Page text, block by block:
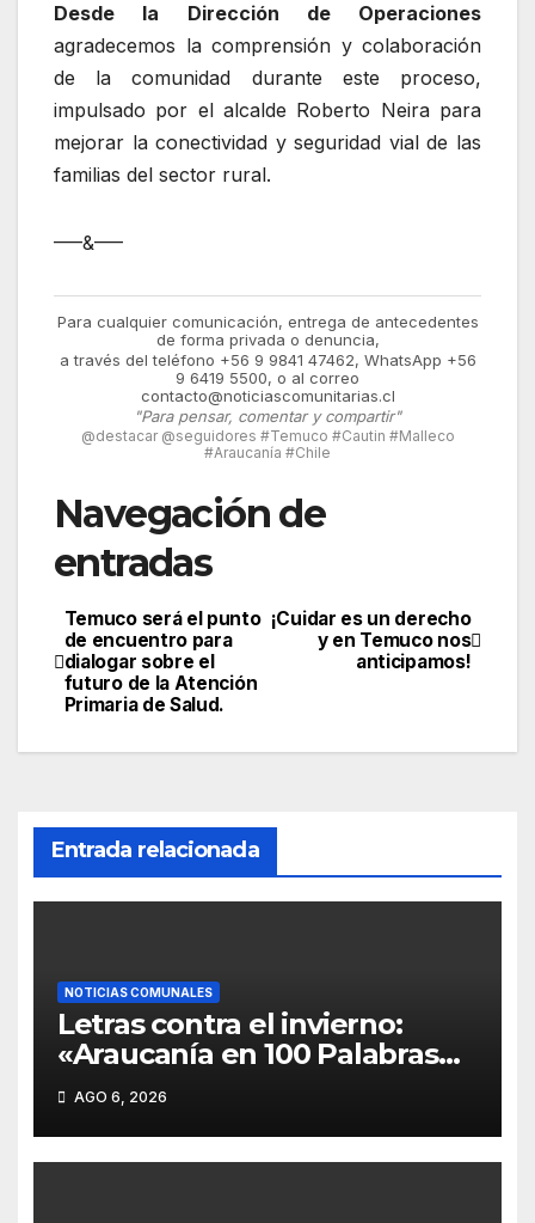
Desde la Dirección de Operaciones
agradecemos la comprensión y colaboración
de la comunidad durante este proceso,
impulsado por el alcalde Roberto Neira para
mejorar la conectividad y seguridad vial de las
familias del sector rural.
—–&—–
Para cualquier comunicación, entrega de antecedentes
de forma privada o denuncia,
a través del teléfono +56 9 9841 47462, WhatsApp +56
9 6419 5500, o al correo
contacto@noticiascomunitarias.cl
"Para pensar, comentar y compartir"
@destacar @seguidores #Temuco #Cautin #Malleco
#Araucanía #Chile
Navegación de
entradas
¡Cuidar es un derecho
y en Temuco nos
anticipamos!
Temuco será el punto
de encuentro para
dialogar sobre el
futuro de la Atención
Primaria de Salud.
Entrada relacionada
NOTICIAS COMUNALES
Letras contra el invierno:
«Araucanía en 100 Palabras
lanza taller literario infantil
gratuito en Temuco y regala
libros en cuatro comunas».
AGO 6, 2026